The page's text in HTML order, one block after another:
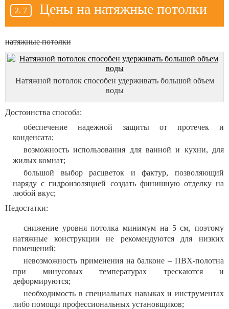
Цены на натяжные потолки
натяжные потолки
Натяжной потолок способен удерживать большой объем
воды
Достоинства способа:
обеспечение надежной защиты от протечек и
конденсата;
возможность использования для ванной и кухни, для
жилых комнат;
большой выбор расцветок и фактур, позволяющий
наряду с гидроизоляцией создать финишную отделку на
любой вкус;
Недостатки:
снижение уровня потолка минимум на 5 см, поэтому
натяжные конструкции не рекомендуются для низких
помещений;
невозможность применения на балконе – ПВХ-полотна
при минусовых температурах трескаются и
деформируются;
необходимость в специальных навыках и инструментах
либо помощи профессиональных установщиков;